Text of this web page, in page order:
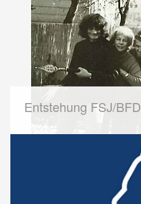
Entstehung FSJ/BFD